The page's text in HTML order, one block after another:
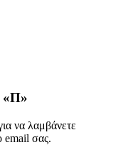
«Π»
να λαμβάνετε
email σας.